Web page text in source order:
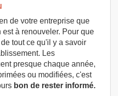
de votre entreprise que
est à renouveler. Pour que
tout ce qu'il y a savoir
Les
presque chaque année,
ou modifiées, c'est
bon de rester informé.